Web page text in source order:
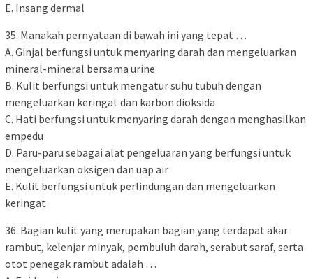
E. Insang dermal
35. Manakah pernyataan di bawah ini yang tepat …
A. Ginjal berfungsi untuk menyaring darah dan mengeluarkan
mineral-mineral bersama urine
B. Kulit berfungsi untuk mengatur suhu tubuh dengan
mengeluarkan keringat dan karbon dioksida
C. Hati berfungsi untuk menyaring darah dengan menghasilkan
empedu
D. Paru-paru sebagai alat pengeluaran yang berfungsi untuk
mengeluarkan oksigen dan uap air
E. Kulit berfungsi untuk perlindungan dan mengeluarkan
keringat
36. Bagian kulit yang merupakan bagian yang terdapat akar
rambut, kelenjar minyak, pembuluh darah, serabut saraf, serta
otot penegak rambut adalah …